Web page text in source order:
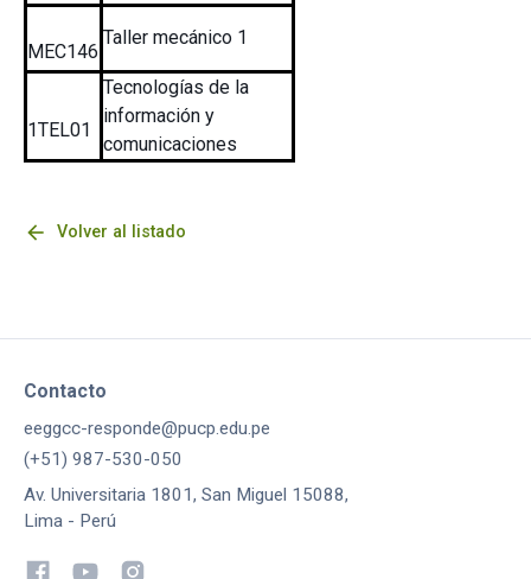
MEC146
Taller mecánico 1
1TEL01
Tecnologías de la
información y
comunicaciones
arrow_back Volver al listado
Contacto
eeggcc-responde@pucp.edu.pe
(+51) 987-530-050
Av. Universitaria 1801, San Miguel 15088,
Lima - Perú